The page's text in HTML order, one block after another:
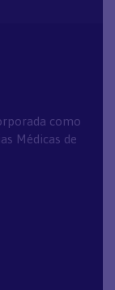
como
Médicas de